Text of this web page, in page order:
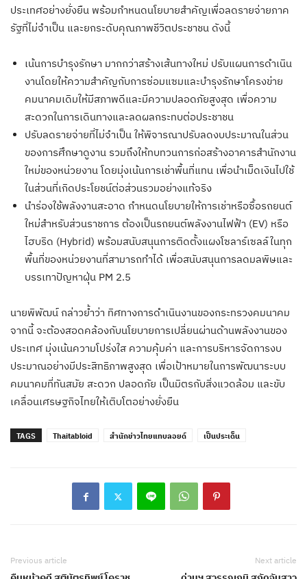
ประเทศอย่างยั่งยืน พร้อมกำหนดนโยบายสำคัญเพื่อลดรายจ่ายภาค
รัฐที่ไม่จำเป็น และยกระดับคุณภาพชีวิตประชาชน ดังนี้
เน้นการบำรุงรักษา มากกว่าสร้างเส้นทางใหม่ ปรับแผนการดำเนิน
งานโดยให้ความสำคัญกับการซ่อมแซมและบำรุงรักษาโครงข่าย
คมนาคมเดิมให้มีสภาพดีและมีความปลอดภัยสูงสุด เพื่อความ
สะดวกในการเดินทางและลดผลกระทบต่อประชาชน
ปรับลดรายจ่ายที่ไม่จำเป็น ให้พิจารณาปรับลดงบประมาณในส่วน
ของการศึกษาดูงาน รวมถึงให้ทบทวนการก่อสร้างอาคารสำนักงาน
ใหม่ของหน่วยงาน โดยมุ่งเน้นการเช่าพื้นที่แทน เพื่อนำเม็ดเงินไปใช้
ในส่วนที่เกิดประโยชน์ต่อส่วนรวมอย่างแท้จริง
นำร่องใช้พลังงานสะอาด กำหนดนโยบายให้การเช่าหรือซื้อรถยนต์
ใหม่สำหรับส่วนราชการ ต้องเป็นรถยนต์พลังงานไฟฟ้า (EV) หรือ
ไฮบริด (Hybrid) พร้อมสนับสนุนการติดตั้งแผงโซลาร์เซลล์ในทุก
พื้นที่ของหน่วยงานที่สามารถทำได้ เพื่อสนับสนุนการลดมลพิษและ
บรรเทาปัญหาฝุ่น PM 2.5
นายพิพัฒน์ กล่าวย้ำว่า ทิศทางการดำเนินงานของกระทรวงคมนาคม
จากนี้ จะต้องสอดคล้องกับนโยบายการเปลี่ยนผ่านด้านพลังงานของ
ประเทศ มุ่งเน้นความโปร่งใส ความคุ้มค่า และการบริหารจัดการงบ
ประมาณอย่างมีประสิทธิภาพสูงสุด เพื่อเป้าหมายในการพัฒนาระบบ
คมนาคมที่ทันสมัย สะดวก ปลอดภัย เป็นมิตรกับสิ่งแวดล้อม และขับ
เคลื่อนเศรษฐกิจไทยให้เติบโตอย่างยั่งยืน
TAGS Thaitabloid สำนักข่าวไทยแทบลอยด์ เป็นประเด็น
Previous article Next article